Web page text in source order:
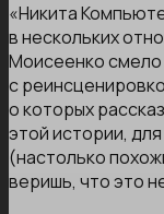
«Никита
в нескольких
Моисеенко
с
о которых
этой истории,
(настолько
веришь, что это